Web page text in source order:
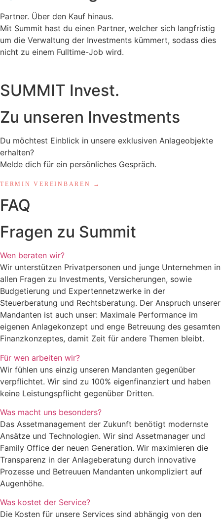
Partner. Über den Kauf hinaus.
Mit Summit hast du einen Partner, welcher sich langfristig
um die Verwaltung der Investments kümmert, sodass dies
nicht zu einem Fulltime-Job wird.
SUMMIT Invest.
Zu unseren Investments
Du möchtest Einblick in unsere exklusiven Anlageobjekte
erhalten?
Melde dich für ein persönliches Gespräch.
TERMIN VEREINBAREN →
FAQ
Fragen zu Summit
Wen beraten wir?
Wir unterstützen Privatpersonen und junge Unternehmen in
allen Fragen zu Investments, Versicherungen, sowie
Budgetierung und Expertennetzwerke in der
Steuerberatung und Rechtsberatung. Der Anspruch unserer
Mandanten ist auch unser: Maximale Performance im
eigenen Anlagekonzept und enge Betreuung des gesamten
Finanzkonzeptes, damit Zeit für andere Themen bleibt.
Für wen arbeiten wir?
Wir fühlen uns einzig unseren Mandanten gegenüber
verpflichtet. Wir sind zu 100% eigenfinanziert und haben
keine Leistungspflicht gegenüber Dritten.
Was macht uns besonders?
Das Assetmanagement der Zukunft benötigt modernste
Ansätze und Technologien. Wir sind Assetmanager und
Family Office der neuen Generation. Wir maximieren die
Transparenz in der Anlageberatung durch innovative
Prozesse und Betreuuen Mandanten unkompliziert auf
Augenhöhe.
Was kostet der Service?
Die Kosten für unsere Services sind abhängig von den